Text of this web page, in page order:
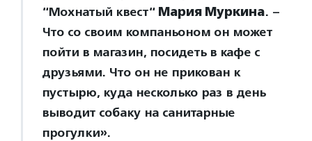
“Мохнатый квест“ Мария Муркина. –
Что со своим компаньоном он может
пойти в магазин, посидеть в кафе с
друзьями. Что он не прикован к
пустырю, куда несколько раз в день
выводит собаку на санитарные
прогулки».